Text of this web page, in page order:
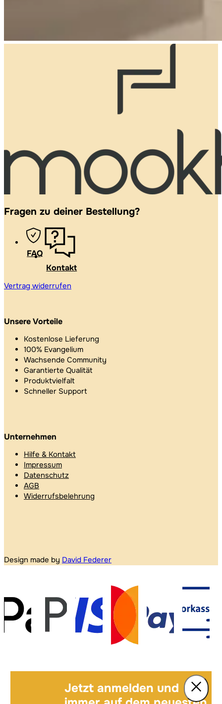
Fragen zu deiner Bestellung?
FAQ
Kontakt
Vertrag widerrufen
Unsere Vorteile
Kostenlose Lieferung
100% Evangelium
Wachsende Community
Garantierte Qualität
Produktvielfalt
Schneller Support
Unternehmen
Hilfe & Kontakt
Impressum
Datenschutz
AGB
Widerrufsbelehrung
Design made by David Federer
Jetzt anmelden und